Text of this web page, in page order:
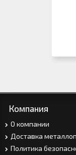
Компания
О компании
Доставка
Политика